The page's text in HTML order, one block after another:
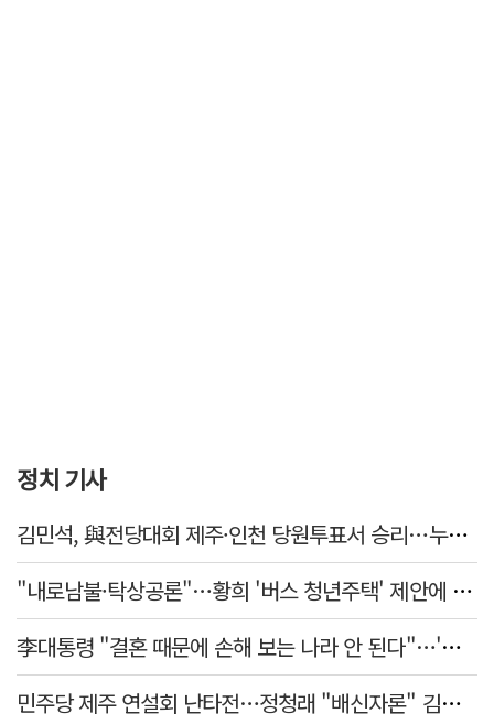
정치 기사
김민석, 與전당대회 제주·인천 당원투표서 승리…누적 득표는 '초박빙'
"내로남불·탁상공론"…황희 '버스 청년주택' 제안에 與 내부서도 쓴소리
李대통령 "결혼 때문에 손해 보는 나라 안 된다"…'결혼 페널티' 22개 손본다
민주당 제주 연설회 난타전…정청래 "배신자론" 김민석 "관리 무능"